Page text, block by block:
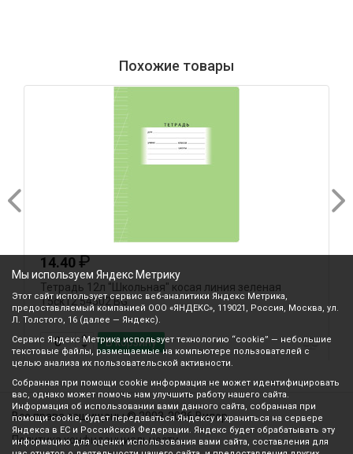
Похожие товары
14.40₽
Тетрадь 12л "Школьная" косая линия зеленая
Т5ск12 54502 BG
В корзину
Все права защищены © 2003-2026 Вилор
Политика конфиденциальности
Мы используем Яндекс Метрику
Этот сайт использует сервис веб-аналитики Яндекс Метрика,
предоставляемый компанией ООО «ЯНДЕКС», 119021, Россия, Москва, ул.
Л. Толстого, 16 (далее — Яндекс).
Сервис Яндекс Метрика использует технологию “cookie” — небольшие
текстовые файлы, размещаемые на компьютере пользователей с
целью анализа их пользовательской активности.
Собранная при помощи cookie информация не может идентифицировать
вас, однако может помочь нам улучшить работу нашего сайта.
Информация об использовании вами данного сайта, собранная при
помощи cookie, будет передаваться Яндексу и храниться на сервере
Яндекса в ЕС и Российской Федерации. Яндекс будет обрабатывать эту
информацию для оценки использования вами сайта, составления для